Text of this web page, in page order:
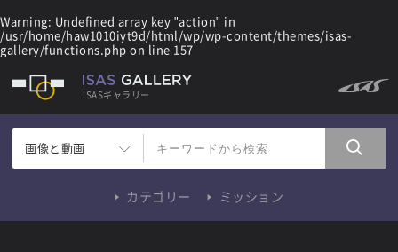
Warning: Undefined array key "action" in
/usr/home/haw1010iyt9d/html/wp/wp-content/themes/isas-
gallery/functions.php on line 157
ISASギャラリー
画像と動画
カテゴリー ミッション